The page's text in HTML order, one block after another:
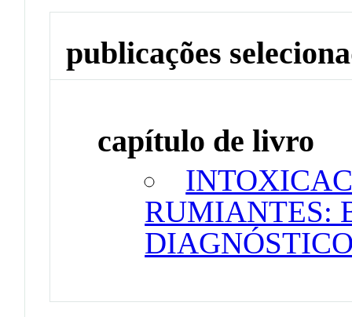
publicações
capítulo de livro
RUMIANTES: